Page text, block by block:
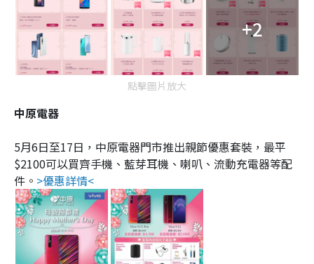
+2
點擊圖片放大
中原電器
5月6日至17日，中原電器門市推出親節優惠套裝，最平
$2100可以買齊手機、藍芽耳機、喇叭、流動充電器等配
件。 >優惠詳情<